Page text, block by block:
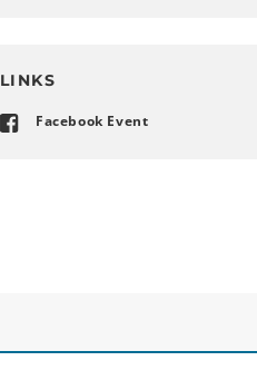
LINKS
Facebook Event